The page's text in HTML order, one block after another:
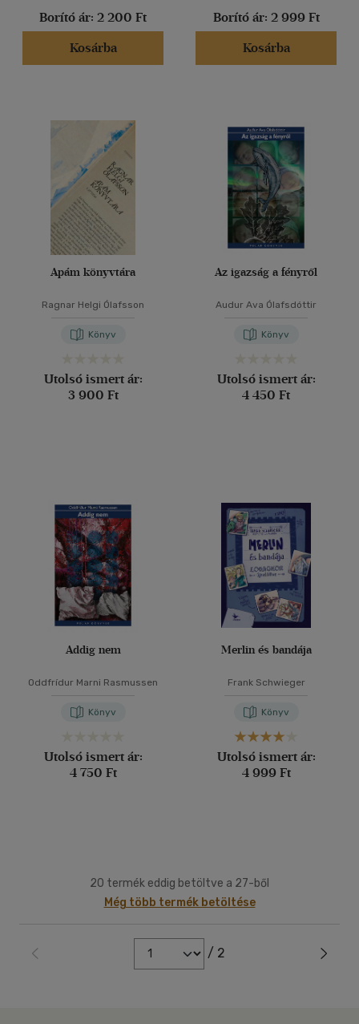
Borító ár: 2 200 Ft
Kosárba
Borító ár: 2 999 Ft
Kosárba
Apám könyvtára
Ragnar Helgi Ólafsson
Könyv
Utolsó ismert ár:
3 900 Ft
Az igazság a fényről
Audur Ava Ólafsdóttir
Könyv
Utolsó ismert ár:
4 450 Ft
Addig nem
Oddfrídur Marni Rasmussen
Könyv
Utolsó ismert ár:
4 750 Ft
Merlin és bandája
Frank Schwieger
Könyv
Utolsó ismert ár:
4 999 Ft
20 termék eddig betöltve a 27-ből
Még több termék betöltése
/ 2